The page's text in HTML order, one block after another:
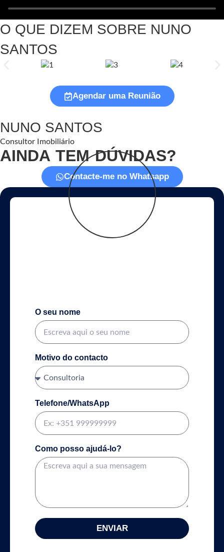
O QUE DIZEM SOBRE NUNO
SANTOS
Agendar uma Reunião
NUNO SANTOS
Consultor Imobiliário
AINDA TEM DÚVIDAS?
Contacte-me no Whatsapp
O seu nome
Motivo do contacto
Telefone/WhatsApp
Como posso ajudá-lo?
ENVIAR